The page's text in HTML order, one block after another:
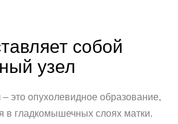
собой
узел
это опухолевидное образование,
в гладкомышечных слоях матки.